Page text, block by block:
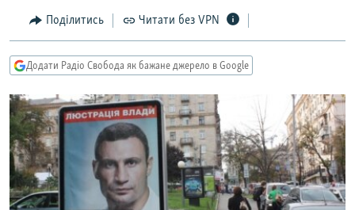
основної
Перейти
пошуку
ПОЛІТИКА
СУСПІЛЬСТВО
КУЛЬТУРА
СПОРТ
УКРАЇНА
СВІТ
ВІЙНА
ДОНБАС.РЕАЛІЇ
КРИМ.РЕАЛІЇ
ТИ ЯК?
СХЕМИ
КИТАЙ.ВИКЛИКИ
Поділитись Читати без VPN
Додати Радіо Свобода як бажане джерело в Google